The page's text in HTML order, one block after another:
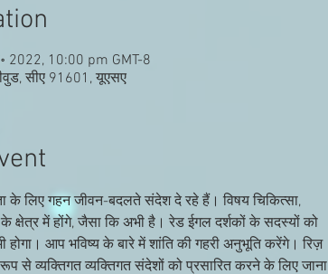
2022, 10:00 pm GMT-8
सीए 91601, यूएसए
के लिए गहन जीवन-बदलते संदेश दे रहे हैं। विषय चिकित्सा,
क्षेत्र में होंगे, जैसा कि अभी है। रेड ईगल दर्शकों के सदस्यों को
आप भविष्य के बारे में शांति की गहरी अनुभूति करेंगे। रिज़
से व्यक्तिगत व्यक्तिगत संदेशों को प्रसारित करने के लिए जाना